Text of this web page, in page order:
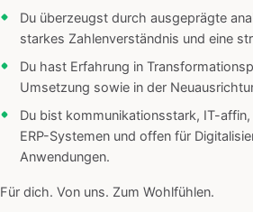
Du überzeugst durch ausgeprägte
starkes Zahlenverständnis und eine
Du hast Erfahrung in
Umsetzung sowie in der
Du bist kommunikationsstark, IT-
ERP-Systemen und offen für
Anwendungen.
Für dich. Von uns. Zum Wohlfühlen.